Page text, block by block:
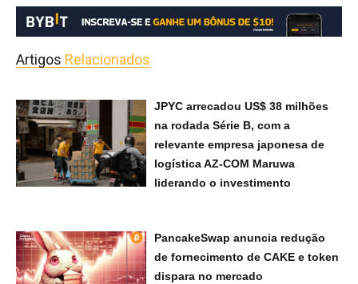
Artigos Relacionados
JPYC arrecadou US$ 38 milhões
na rodada Série B, com a
relevante empresa japonesa de
logística AZ-COM Maruwa
liderando o investimento
PancakeSwap anuncia redução
de fornecimento de CAKE e token
dispara no mercado